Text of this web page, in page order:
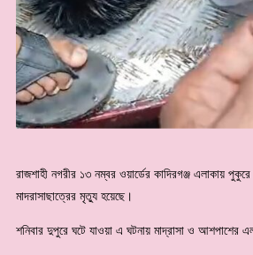
রাজশাহী নগরীর ১৩ নম্বর ওয়ার্ডের কাদিরগঞ্জ এলাকায়
মাদরাসাছাত্রের মৃত্যু হয়েছে।
শনিবার দুপুরে ঘটে যাওয়া এ ঘটনায় মাদ্রাসা ও আশপাশের